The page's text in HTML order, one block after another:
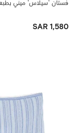
فستان 'سيلاس' ميني
SAR 1,580